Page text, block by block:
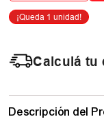
Calculá tu
Descripción del